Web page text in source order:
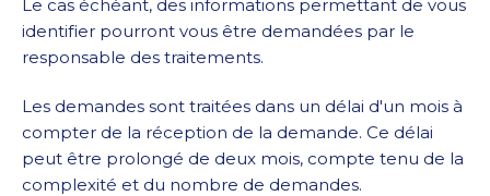
Le cas échéant, des informations permettant de vous
identifier pourront vous être demandées par le
responsable des traitements.
Les demandes sont traitées dans un délai d'un mois à
compter de la réception de la demande. Ce délai
peut être prolongé de deux mois, compte tenu de la
complexité et du nombre de demandes.